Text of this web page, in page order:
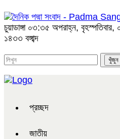
চুয়াডাঙ্গা ০৩:৩৫ অপরাহ্ন,
১৪৩৩ বঙ্গাব্দ
প্রচ্ছদ
জাতীয়